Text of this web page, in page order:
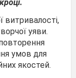
витривалості,
уяви.
умов для
якостей.